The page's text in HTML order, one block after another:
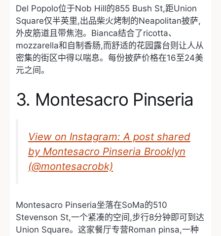
Del Popolo位于Nob Hill的855 Bush St,距Union
Square仅半英里,出品柴火烤制的Neapolitan披萨,
外皮筋道且带焦泡。Bianca结合了ricotta、
mozzarella和自制香肠,而舒适的花园露台则让人从
密集的街区中得以喘息。每份披萨价格在16至24美
元之间。
3. Montesacro Pinseria
View on Instagram: A post shared
by Montesacro Pinseria Brooklyn
(@montesacrobk)
Montesacro Pinseria坐落在SoMa的510
Stevenson St,一个紧凑的空间,步行8分钟即可到达
Union Square。这家餐厅专营Roman pinsa,一种